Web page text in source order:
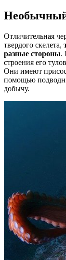
Отличительная
твердого скелета,
разные стороны.
строения его
Они имеют
помощью
добычу.